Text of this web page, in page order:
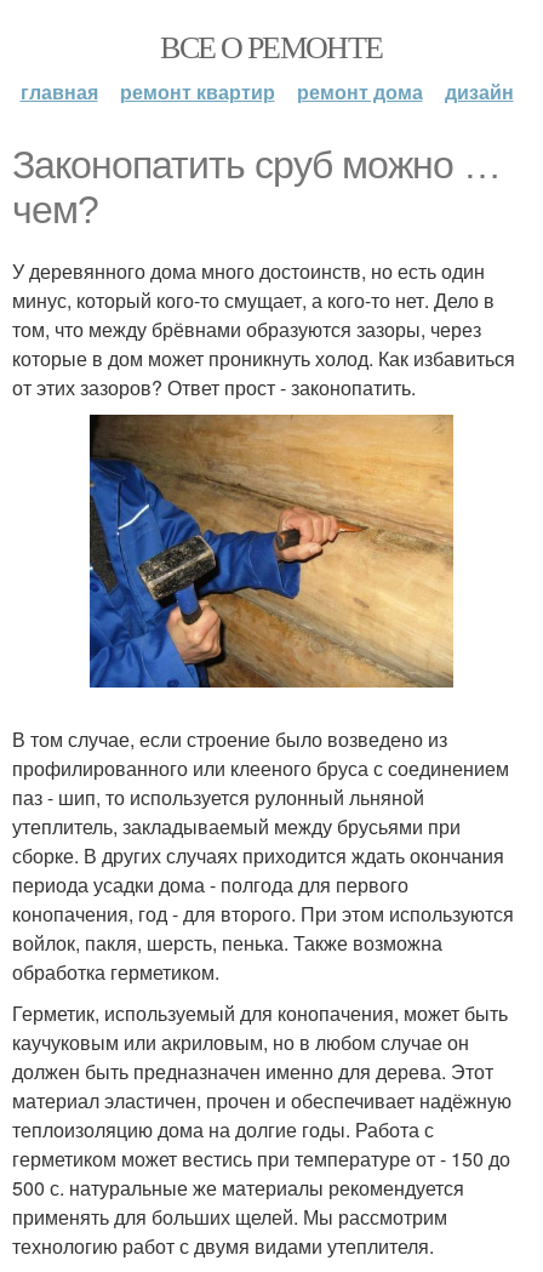
ВСЕ О РЕМОНТЕ
главная ремонт квартир ремонт дома дизайн
Законопатить сруб можно …
чем?
У деревянного дома много достоинств, но есть один
минус, который кого-то смущает, а кого-то нет. Дело в
том, что между брёвнами образуются зазоры, через
которые в дом может проникнуть холод. Как избавиться
от этих зазоров? Ответ прост - законопатить.
В том случае, если строение было возведено из
профилированного или клееного бруса с соединением
паз - шип, то используется рулонный льняной
утеплитель, закладываемый между брусьями при
сборке. В других случаях приходится ждать окончания
периода усадки дома - полгода для первого
конопачения, год - для второго. При этом используются
войлок, пакля, шерсть, пенька. Также возможна
обработка герметиком.
Герметик, используемый для конопачения, может быть
каучуковым или акриловым, но в любом случае он
должен быть предназначен именно для дерева. Этот
материал эластичен, прочен и обеспечивает надёжную
теплоизоляцию дома на долгие годы. Работа с
герметиком может вестись при температуре от - 150 до
500 с. натуральные же материалы рекомендуется
применять для больших щелей. Мы рассмотрим
технологию работ с двумя видами утеплителя.